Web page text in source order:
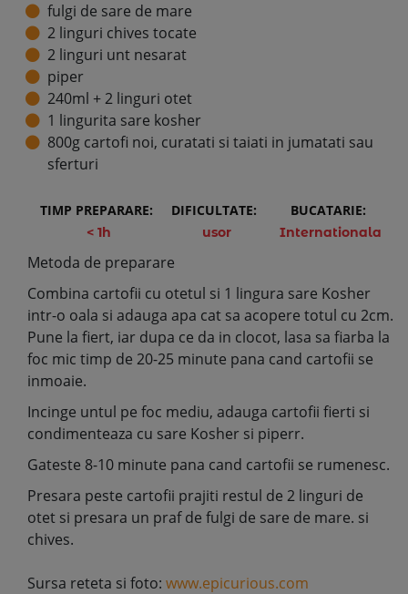
TIMP PREPARARE:
< 1h
DIFICULTATE:
usor
BUCATARIE:
Internationala
Metoda de preparare
Combina cartofii cu otetul si 1 lingura sare Kosher
intr-o oala si adauga apa cat sa acopere totul cu 2cm.
Pune la fiert, iar dupa ce da in clocot, lasa sa fiarba la
foc mic timp de 20-25 minute pana cand cartofii se
inmoaie.
Incinge untul pe foc mediu, adauga cartofii fierti si
condimenteaza cu sare Kosher si piperr.
Gateste 8-10 minute pana cand cartofii se rumenesc.
Presara peste cartofii prajiti restul de 2 linguri de
otet si presara un praf de fulgi de sare de mare. si
chives.
Sursa reteta si foto: www.epicurious.com
fulgi de sare de mare
2 linguri chives tocate
2 linguri unt nesarat
piper
240ml + 2 linguri otet
1 lingurita sare kosher
800g cartofi noi, curatati si taiati in jumatati sau
sferturi